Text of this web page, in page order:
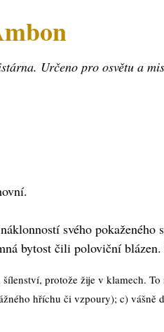
Určeno pro osvětu a
svého
bytost čili poloviční
protože žije v klamech.
hříchu či vzpoury); c) vášně